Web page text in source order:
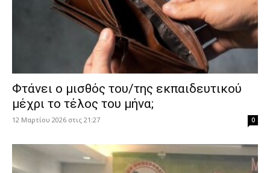
Φτάνει ο μισθός του/της εκπαιδευτικού
μέχρι το τέλος του μήνα;
12 Μαρτίου 2026 στις 21:27 0